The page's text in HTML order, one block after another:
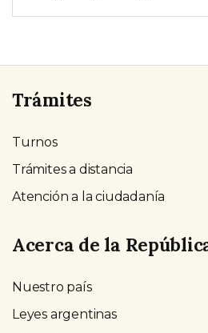
Trámites
Turnos
Trámites a distancia
Atención a la ciudadanía
Acerca de la
Nuestro país
Leyes argentinas